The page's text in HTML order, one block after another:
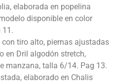
elaborada en popelina
disponible en color
11.
tiro alto, piernas ajustadas
en Dril algodón stretch,
manzana, talla 6/14. Pag 13.
elaborado en Chalis